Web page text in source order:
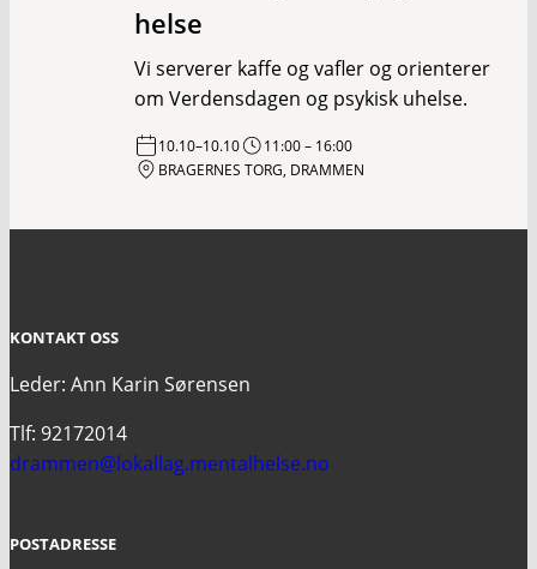
helse
Vi serverer kaffe og vafler og orienterer
om Verdensdagen og psykisk uhelse.
10.10–10.10 11:00– 16:00
BRAGERNES TORG, DRAMMEN
KONTAKT OSS
Leder: Ann Karin Sørensen
Tlf: 92172014
drammen@lokallag.mentalhelse.no
POSTADRESSE